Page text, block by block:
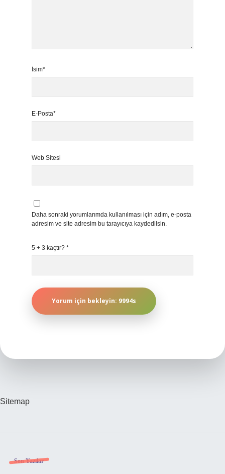
İsim*
E-Posta*
Web Sitesi
Daha sonraki yorumlarımda kullanılması için adım, e-posta
adresim ve site adresim bu tarayıcıya kaydedilsin.
5 + 3 kaçtır? *
Sitemap
Sidebar
Son Yazılar